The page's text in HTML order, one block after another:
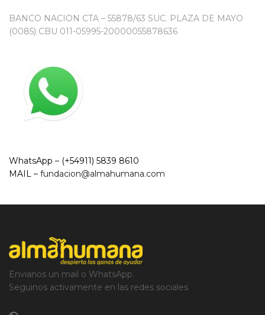
BANCO NACION CTA – 55878/63 SUC. PLAZA DE MAYO
(0085) CBU 011-05995-20000055878636
WhatsApp – (+54911) 5839 8610
MAIL – fundacion@almahumana.com
Envianos un mail o WhatsApp.
Seguinos activamente en las redes sociales